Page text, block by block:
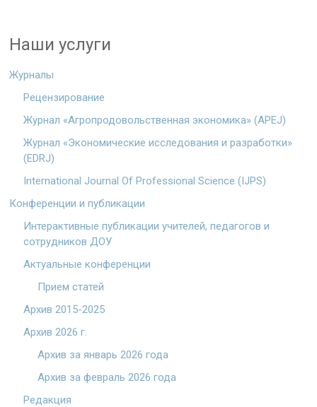
Наши услуги
Журналы
Рецензирование
Журнал «Агропродовольственная экономика» (APEJ)
Журнал «Экономические исследования и разработки»
(EDRJ)
International Journal Of Professional Science (IJPS)
Конференции и публикации
Интерактивные публикации учителей, педагогов и
сотрудников ДОУ
Актуальные конференции
Прием статей
Архив 2015-2025
Архив 2026 г.
Архив за январь 2026 года
Архив за февраль 2026 года
Редакция